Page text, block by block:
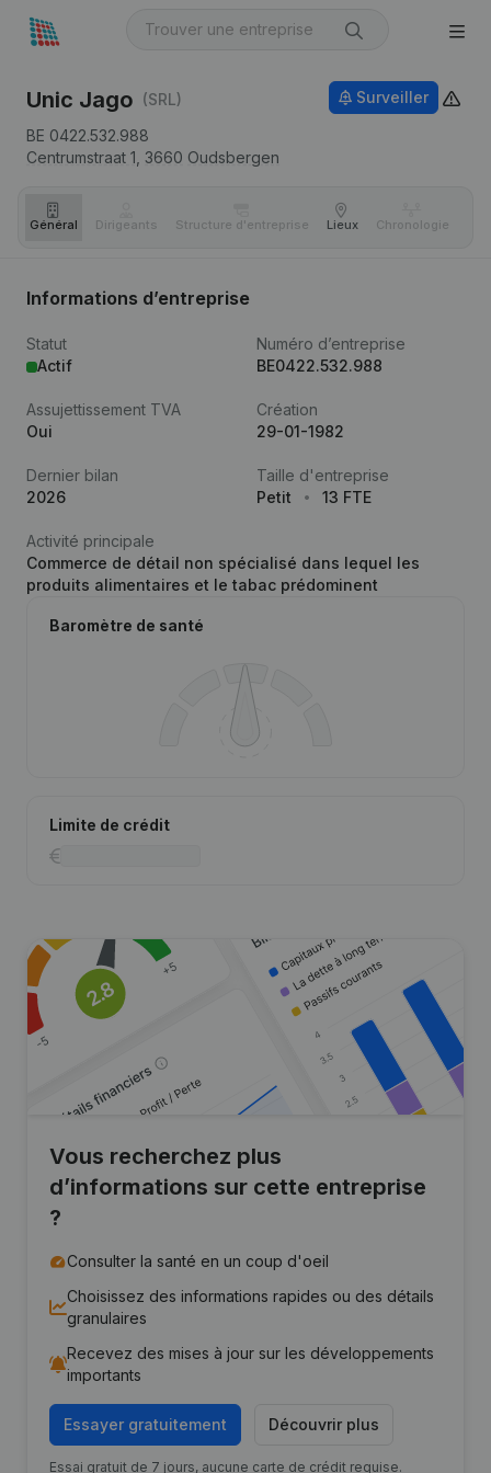
Unic Jago (SRL)
BE 0422.532.988
Centrumstraat 1, 3660 Oudsbergen
Surveiller
Général Dirigeants Structure d'entreprise Lieux Chronologie
Informations d’entreprise
Statut
Actif
Numéro d’entreprise
BE0422.532.988
Assujettissement TVA
Oui
Création
29-01-1982
Dernier bilan
2026
Taille d'entreprise
Petit
13 FTE
Activité principale
Commerce de détail non spécialisé dans lequel les
produits alimentaires et le tabac prédominent
Baromètre de santé
Limite de crédit
Vous recherchez plus
d’informations sur cette entreprise
?
Consulter la santé en un coup d'oeil
Choisissez des informations rapides ou des détails
granulaires
Recevez des mises à jour sur les développements
importants
Essayer gratuitement Découvrir plus
Essai gratuit de 7 jours, aucune carte de crédit requise.